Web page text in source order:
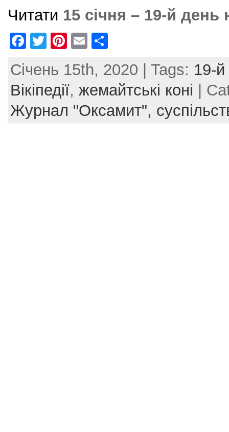
Читати 15 січня – 19-й день
F
c
e
b
o
T
itt
er
Pi
er
e
st
E
ai
l
ar
e
Січень 15th, 2020 | Tags: 19-
Вікіпедії, жемайтські коні |
Журнал "Оксамит",